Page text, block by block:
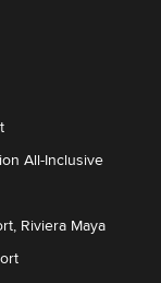
All-Inclusive
Riviera Maya